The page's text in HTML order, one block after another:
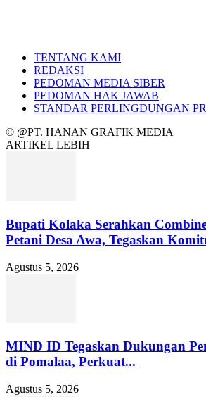
TENTANG KAMI
REDAKSI
PEDOMAN MEDIA SIBER
PEDOMAN HAK JAWAB
STANDAR PERLINGDUNGAN
© @PT. HANAN GRAFIK MEDIA
ARTIKEL LEBIH
Bupati Kolaka Serahkan
Petani Desa Awa, Tegaskan
Agustus 5, 2026
MIND ID Tegaskan Dukungan
di Pomalaa, Perkuat...
Agustus 5, 2026